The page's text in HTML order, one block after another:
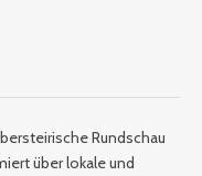
Rundschau
über lokale und